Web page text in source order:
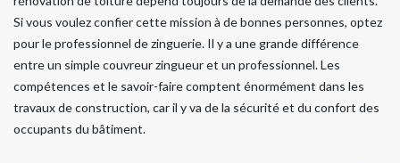
Si vous voulez confier cette mission à de bonnes personnes, optez
pour le professionnel de zinguerie. Il y a une grande différence
entre un simple couvreur zingueur et un professionnel. Les
compétences et le savoir-faire comptent énormément dans les
travaux de construction, car il y va de la sécurité et du confort des
occupants du bâtiment.